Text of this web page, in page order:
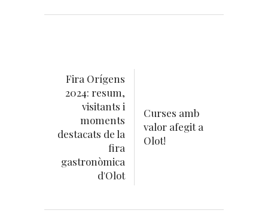
Fira Orígens
2024: resum,
visitants i
moments
destacats de la
fira
gastronòmica
d'Olot
Curses amb
valor afegit a
Olot!